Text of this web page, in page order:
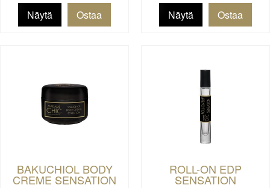
Näytä Näytä
BAKUCHIOL BODY
CREME SENSATION
ROLL-ON EDP
SENSATION